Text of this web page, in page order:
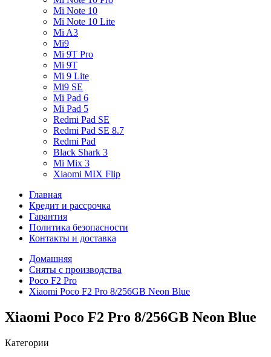
Mi Note 10
Mi Note 10 Lite
Mi A3
Mi9
Mi 9T Pro
Mi 9T
Mi 9 Lite
Mi9 SE
Mi Pad 6
Mi Pad 5
Redmi Pad SE
Redmi Pad SE 8.7
Redmi Pad
Black Shark 3
Mi Mix 3
Xiaomi MIX Flip
Главная
Кредит и рассрочка
Гарантия
Политика безопасности
Контакты и доставка
Домашняя
Сняты с производства
Poco F2 Pro
Xiaomi Poco F2 Pro 8/256GB Neon Blue
Xiaomi Poco F2 Pro 8/256GB Neon Blue
Категории